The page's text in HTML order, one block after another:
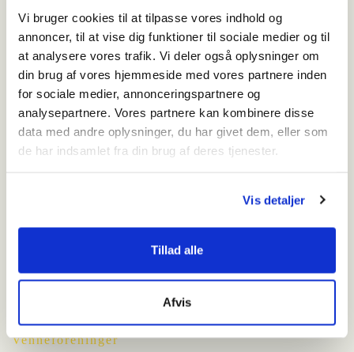
Vi bruger cookies til at tilpasse vores indhold og
annoncer, til at vise dig funktioner til sociale medier og til
at analysere vores trafik. Vi deler også oplysninger om
din brug af vores hjemmeside med vores partnere inden
for sociale medier, annonceringspartnere og
analysepartnere. Vores partnere kan kombinere disse
data med andre oplysninger, du har givet dem, eller som
de har indsamlet fra din brug af deres tjenester.
Vis detaljer
Tillad alle
Afvis
Hvornår
onsdag den 2. juli 2025 - 11:00-15:00
Hvor
Industrivej 18
6840 Oksbøl
NaturKulturVarde
Presse
Venneforeninger